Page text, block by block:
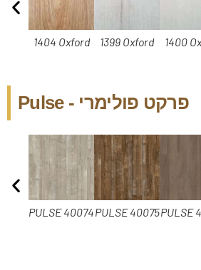
1404 Oxford 1399 Oxford 1400
פרקט פולימרי - Pulse
PULSE 40074PULSE 40075PULSE